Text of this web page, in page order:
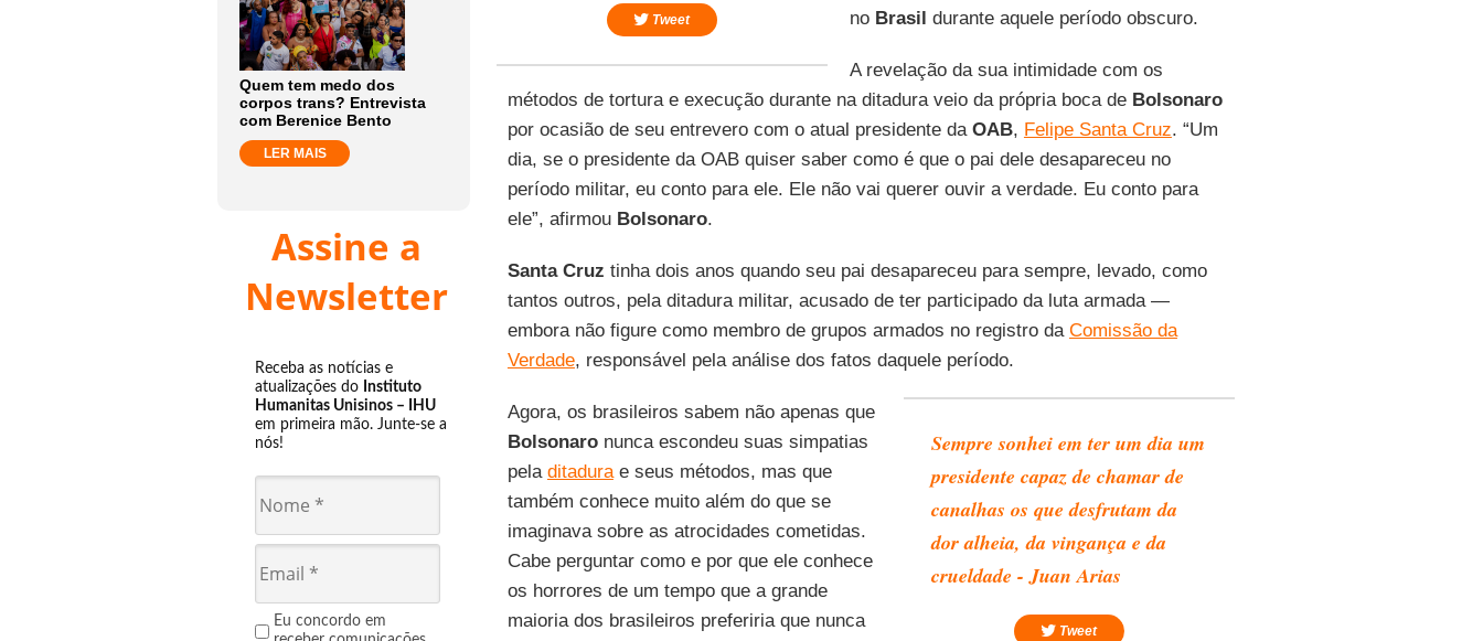
Quem tem medo dos
corpos trans? Entrevista
com Berenice Bento
LER MAIS
Assine a
Newsletter
Receba as notícias e
atualizações do Instituto
Humanitas Unisinos – IHU
em primeira mão. Junte-se a
nós!
Eu concordo em
Tweet
no Brasil durante aquele período obscuro.
A revelação da sua intimidade com os
métodos de tortura e execução durante na ditadura veio da própria boca de Bolsonaro
por ocasião de seu entrevero com o atual presidente da OAB, Felipe Santa Cruz. “Um
dia, se o presidente da OAB quiser saber como é que o pai dele desapareceu no
período militar, eu conto para ele. Ele não vai querer ouvir a verdade. Eu conto para
ele”, afirmou Bolsonaro.
Santa Cruz tinha dois anos quando seu pai desapareceu para sempre, levado, como
tantos outros, pela ditadura militar, acusado de ter participado da luta armada —
embora não figure como membro de grupos armados no registro da Comissão da
Verdade, responsável pela análise dos fatos daquele período.
Sempre sonhei em ter um dia um
presidente capaz de chamar de
canalhas os que desfrutam da
dor alheia, da vingança e da
crueldade - Juan Arias
Tweet
Agora, os brasileiros sabem não apenas que
Bolsonaronunca escondeu suas simpatias
pela ditadurae seus métodos, mas que
também conhece muito além do que se
imaginava sobre as atrocidades cometidas.
Cabe perguntar como e por que ele conhece
os horrores de um tempo que a grande
maioria dos brasileiros preferiria que nunca